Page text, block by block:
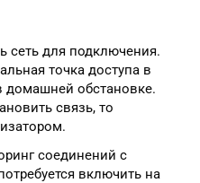
сеть для подключения.
точка доступа в
домашней обстановке.
связь, то
соединений с
включить на